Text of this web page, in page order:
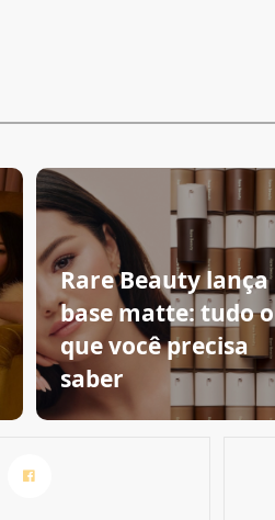
Rare Beauty lança
base matte: tudo o
que você precisa
saber